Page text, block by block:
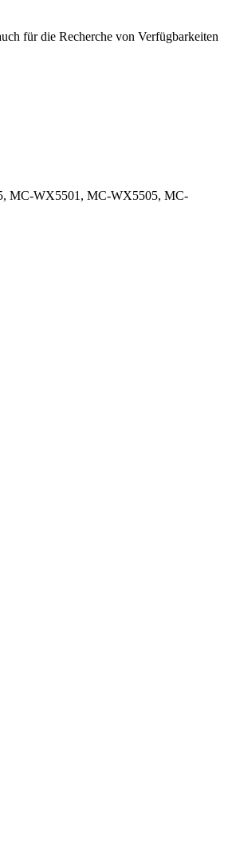
für die Recherche von Verfügbarkeiten
MC-WX5501, MC-WX5505, MC-